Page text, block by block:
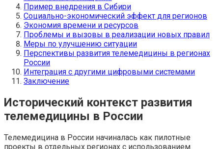
Пример внедрения в Сибири
Социально-экономический эффект для регионов
Экономия времени и ресурсов
Проблемы и вызовы в реализации новых правил
Меры по улучшению ситуации
Перспективы развития телемедицины в регионах
России
Интеграция с другими цифровыми системами
Заключение
Исторический контекст развития
телемедицины в России
Телемедицина в России начиналась как пилотные
проекты в отдельных регионах с использованием